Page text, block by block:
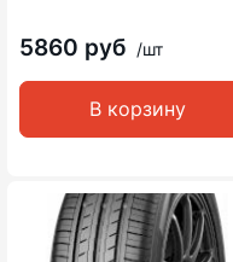
5860 руб /шт
В корзину